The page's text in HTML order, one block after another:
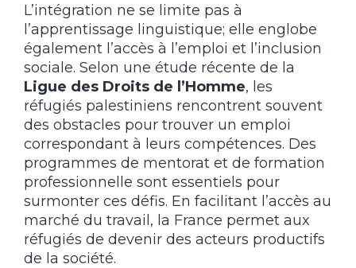
L’intégration ne se limite pas à
l’apprentissage linguistique; elle englobe
également l’accès à l’emploi et l’inclusion
sociale. Selon une étude récente de la
Ligue des Droits de l’Homme, les
réfugiés palestiniens rencontrent souvent
des obstacles pour trouver un emploi
correspondant à leurs compétences. Des
programmes de mentorat et de formation
professionnelle sont essentiels pour
surmonter ces défis. En facilitant l’accès au
marché du travail, la France permet aux
réfugiés de devenir des acteurs productifs
de la société.